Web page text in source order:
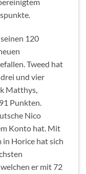
120
Tweed hat
und vier
Matthys,
Punkten.
Nico
Konto hat. Mit
Horice hat sich
er mit 72